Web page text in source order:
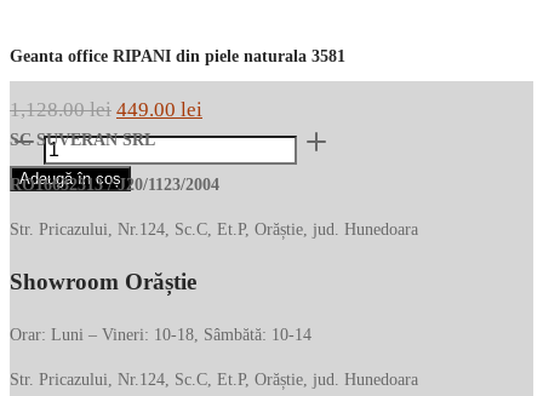
Geanta office RIPANI din piele naturala 3581
1,128.00lei Prețul
inițial
a
1,128.00 lei.
449.00 lei
curent
este:
Cantitate
Geanta
office
RIPANI
piele
3581
Adaugă în coș
SC SUVERAN SRL
RO16632313 / J20/1123/2004
Str. Pricazului, Nr.124, Sc.C, Et.P, Orăștie, jud. Hunedoara
Showroom Orăștie
Orar: Luni – Vineri: 10-18, Sâmbătă: 10-14
Str. Pricazului, Nr.124, Sc.C, Et.P, Orăștie, jud. Hunedoara